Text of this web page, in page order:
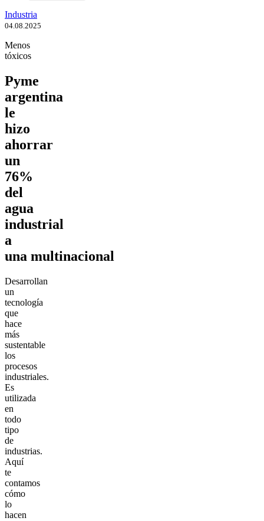
Industria
04.08.2025
Menos
tóxicos
Pyme
argentina
le
hizo
ahorrar
un
76%
del
agua
industrial
a
una multinacional
Desarrollan
un
tecnología
que
hace
más
sustentable
los
procesos
industriales.
Es
utilizada
en
todo
tipo
de
industrias.
Aquí
te
contamos
cómo
lo
hacen